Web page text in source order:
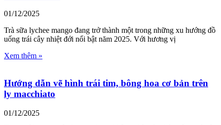
01/12/2025
Trà sữa lychee mango đang trở thành một trong những xu hướng đồ
uống trái cây nhiệt đới nổi bật năm 2025. Với hương vị
Xem thêm »
Hướng dẫn vẽ hình trái tim, bông hoa cơ bản trên
ly macchiato
01/12/2025